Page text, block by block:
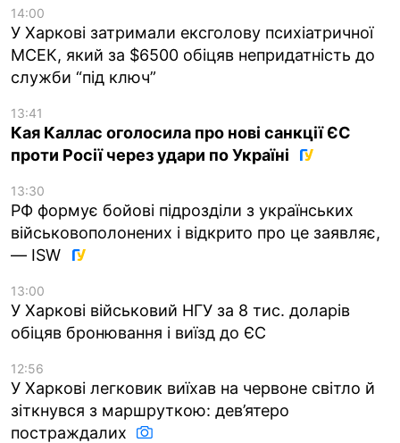
14:00
У Харкові затримали ексголову психіатричної
МСЕК, який за $6500 обіцяв непридатність до
служби “під ключ”
13:41
Кая Каллас оголосила про нові санкції ЄС
проти Росії через удари по Україні
13:30
РФ формує бойові підрозділи з українських
військовополонених і відкрито про це заявляє,
— ISW
13:00
У Харкові військовий НГУ за 8 тис. доларів
обіцяв бронювання і виїзд до ЄС
12:56
У Харкові легковик виїхав на червоне світло й
зіткнувся з маршруткою: дев’ятеро
постраждалих